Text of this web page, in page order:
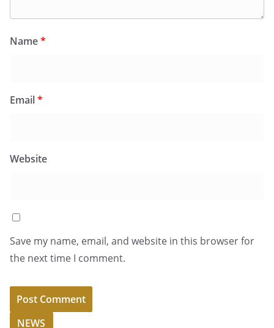
Name*
Email*
Website
Save my name, email, and website in this browser for
the next time I comment.
NEWS